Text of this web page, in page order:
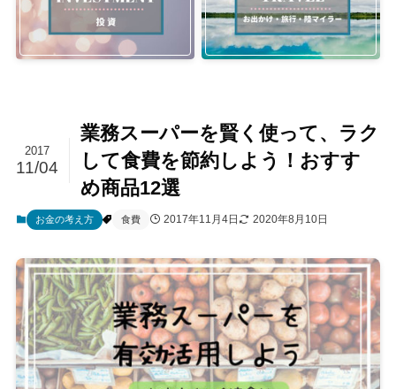
業務スーパーを賢く使って、ラク
して食費を節約しよう！おすす
め商品12選
2017
11/04
お金の考え方 食費 2017年11月4日 2020年8月10日